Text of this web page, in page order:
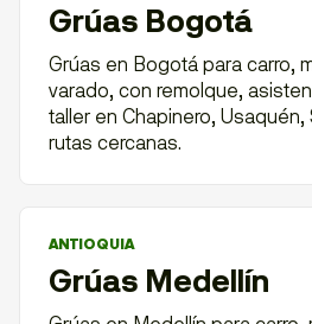
Grúas Bogotá
Grúas en Bogotá para carro,
varado, con remolque,
taller en Chapinero, Usaquén,
rutas cercanas.
ANTIOQUIA
Grúas Medellín